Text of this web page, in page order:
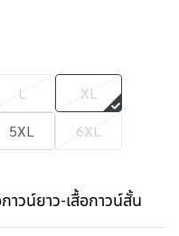
L
XL
5XL
6XL
กาวน์ยาว-เสื้อกาวน์สั้น